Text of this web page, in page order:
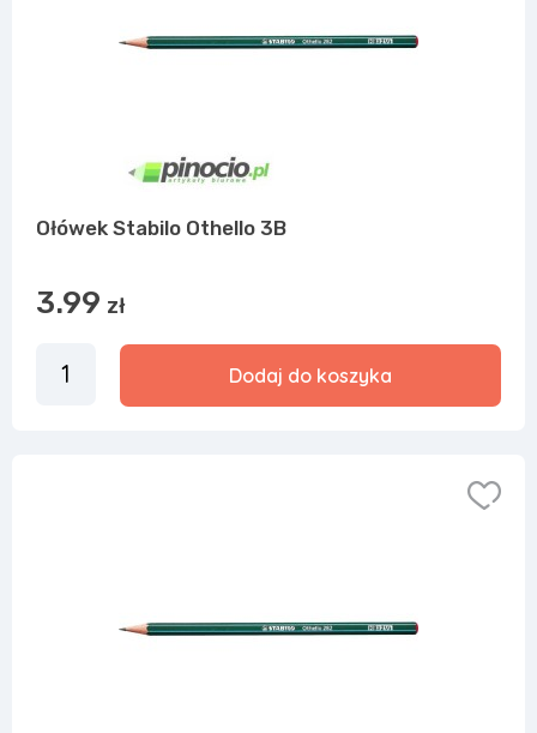
Ołówek Stabilo Othello 3B
3.99 zł
Dodaj do koszyka